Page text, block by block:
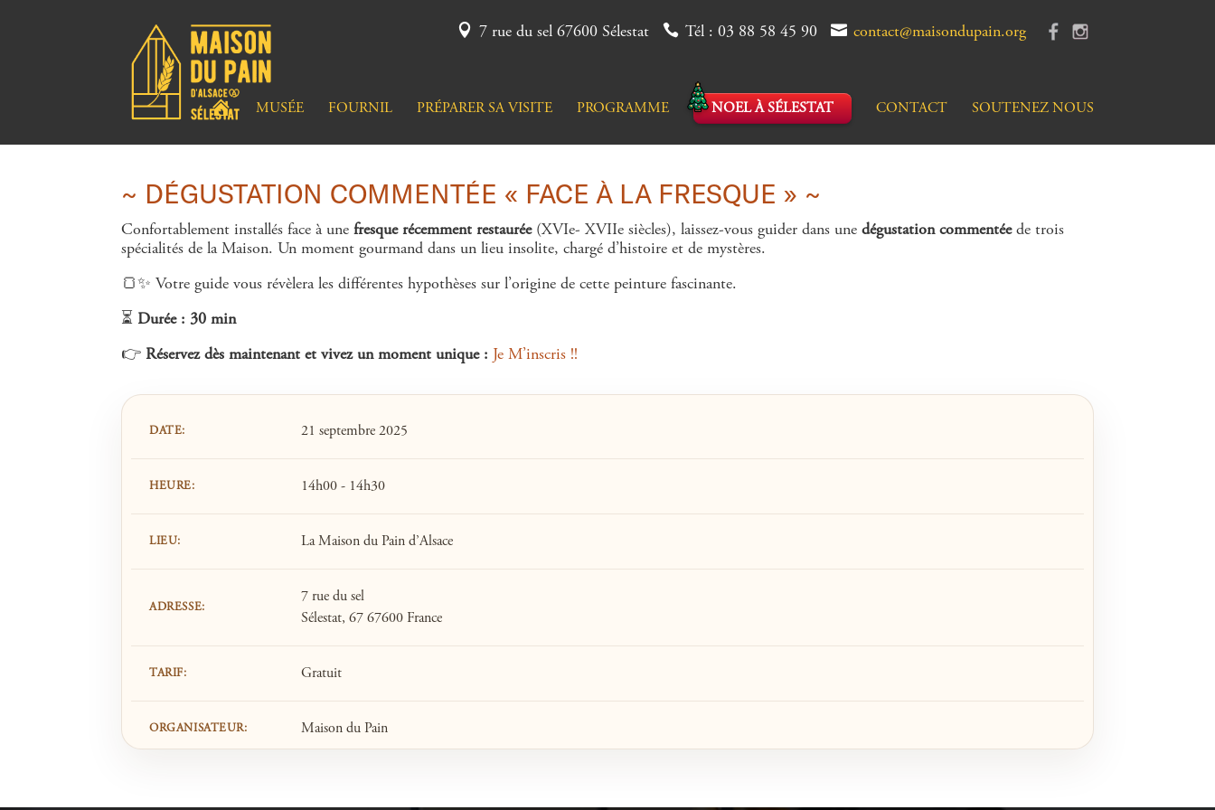
7 rue du sel 67600 Sélestat Tél : 03 88 58 45 90 contact@maisondupain.org
A
C
U
L
MUSÉE FOURNIL PRÉPARER SA VISITE PROGRAMME NOEL À SÉLESTAT CONTACT SOUTENEZ NOUS
~ DÉGUSTATION COMMENTÉE « FACE À LA FRESQUE » ~
Confortablement installés face à une fresque récemment restaurée(XVIe- XVIIe siècles), laissez-vous guider dans unedégustation commentéede trois
spécialités de la Maison. Un moment gourmand dans un lieu insolite, chargé d’histoire et de mystères.
🍞✨ Votre guide vous révèlera les différentes hypothèses sur l’origine de cette peinture fascinante.
⏳ Durée : 30 min
👉Réservez dès maintenant et vivez un moment unique : Je M’inscris !!
DATE: 21 septembre 2025
HEURE: 14h00 - 14h30
LIEU: La Maison du Pain d’Alsace
ADRESSE:
7 rue du sel
Sélestat, 67 67600 France
TARIF: Gratuit
ORGANISATEUR: Maison du Pain